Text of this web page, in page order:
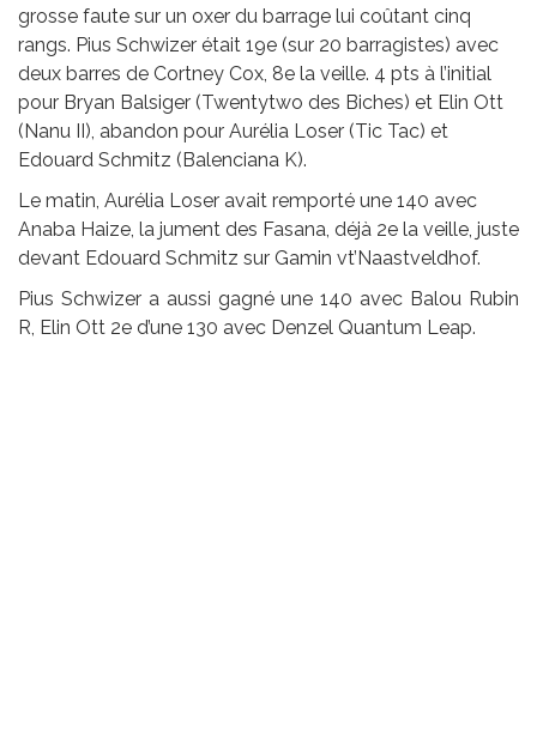
grosse faute sur un oxer du barrage lui coûtant cinq
rangs. Pius Schwizer était 19e (sur 20 barragistes) avec
deux barres de Cortney Cox, 8e la veille. 4 pts à l’initial
pour Bryan Balsiger (Twentytwo des Biches) et Elin Ott
(Nanu II), abandon pour Aurélia Loser (Tic Tac) et
Edouard Schmitz (Balenciana K).
Le matin, Aurélia Loser avait remporté une 140 avec
Anaba Haize, la jument des Fasana, déjà 2e la veille, juste
devant Edouard Schmitz sur Gamin vt’Naastveldhof.
Pius Schwizer a aussi gagné une 140 avec Balou Rubin
R, Elin Ott 2e d’une 130 avec Denzel Quantum Leap.